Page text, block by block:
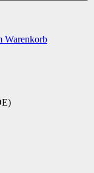
Warenkorb